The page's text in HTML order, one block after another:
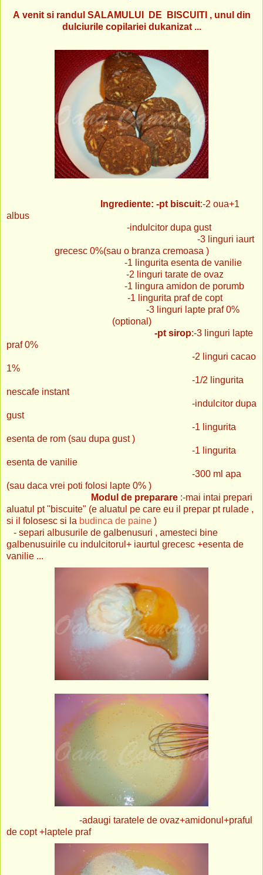
A venit si randul SALAMULUI DE BISCUITI , unul din
dulciurile copilariei dukanizat ...
Ingrediente: -pt biscuit:-2 oua+1
albus
-indulcitor dupa gust
-3 linguri iaurt
grecesc 0%(sau o branza cremoasa )
-1 lingurita esenta de vanilie
-2 linguri tarate de ovaz
-1 lingura amidon de porumb
-1 lingurita praf de copt
-3 linguri lapte praf 0%
(optional)
-pt sirop:-3 linguri lapte
praf 0%
-2 linguri cacao
1%
-1/2 lingurita
nescafe instant
-indulcitor dupa
gust
-1 lingurita
esenta de rom (sau dupa gust )
-1 lingurita
esenta de vanilie
-300 ml apa
(sau daca vrei poti folosi lapte 0% )
Modul de preparare :-mai intai prepari
aluatul pt "biscuite" (e aluatul pe care eu il prepar pt rulade ,
si il folosesc si la budinca de paine )
- separi albusurile de galbenusuri , amesteci bine
galbenusuirile cu indulcitorul+ iaurtul grecesc +esenta de
vanilie ...
-adaugi taratele de ovaz+amidonul+praful
de copt +laptele praf